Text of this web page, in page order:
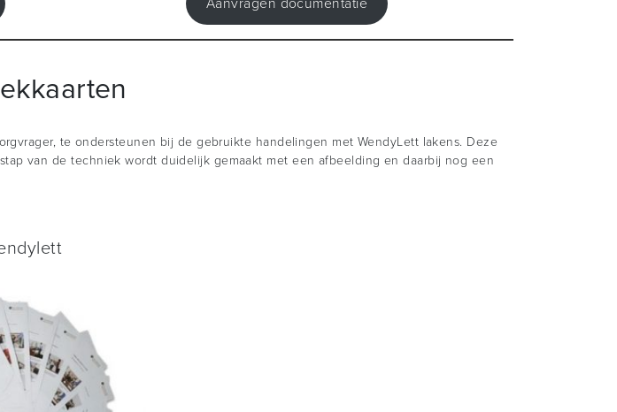
Aanvragen documentatie
te ondersteunen bij de gebruikte handelingen met WendyLett lakens. Deze
van de techniek wordt duidelijk gemaakt met een afbeelding en daarbij nog een